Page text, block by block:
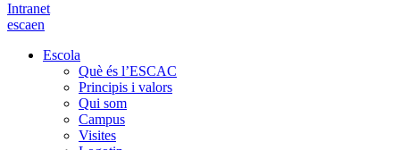
Intranet
escaen
Escola
Què és l’ESCAC
Principis i valors
Qui som
Campus
Visites